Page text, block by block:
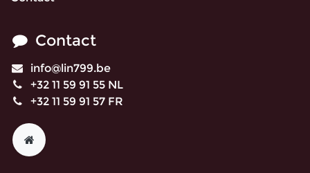
Contact
info@lin799.be
+32 11 59 91 55 NL
+32 11 59 91 57 FR